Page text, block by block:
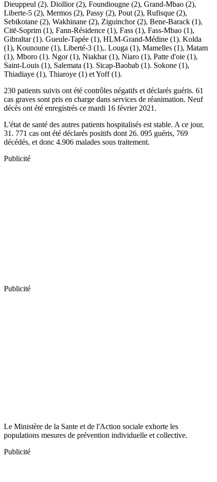
Dieuppeul (2). Diollior (2), Foundiougne (2), Grand-Mbao (2),
Liberte-5 (2), Mermos (2), Passy (2), Pout (2), Rufisque (2),
Sebikotane (2), Wakhinane (2), Ziguinchor (2), Bene-Barack (1),
Citē-Soprim (1), Fann-Résidence (1), Fass (1), Fass-Mbao (1),
Gibraltar (1). Gueule-Tapée (1), HLM-Grand-Médine (1). Kolda
(1), Kounoune (1), Liberté-3 (1),. Louga (1), Mamelles (1), Matam
(1), Mboro (1). Ngor (1), Niakhar (1), Niaro (1), Patte d'oie (1),
Saint-Louis (1), Salemata (1). Sicap-Baobab (1). Sokone (1),
Thiadiaye (1), Thiaroye (1) et Yoff (1).
230 patients suivis ont été contrôles négatifs et déclarés guéris. 61
cas graves sont pris en charge dans services de réanimation. Neuf
décès ont été enregistrés ce mardi 16 février 2021.
L'état de santé des autres patients hospitalisés est stable. A ce jour,
31. 771 cas ont été déclarés positifs dont 26. 095 guéris, 769
décédés, et donc 4.906 malades sous traitement.
Publicité
Publicité
Le Ministère de la Sante et de l'Action sociale exhorte les
populations mesures de prévention individuelle et collective.
Publicité